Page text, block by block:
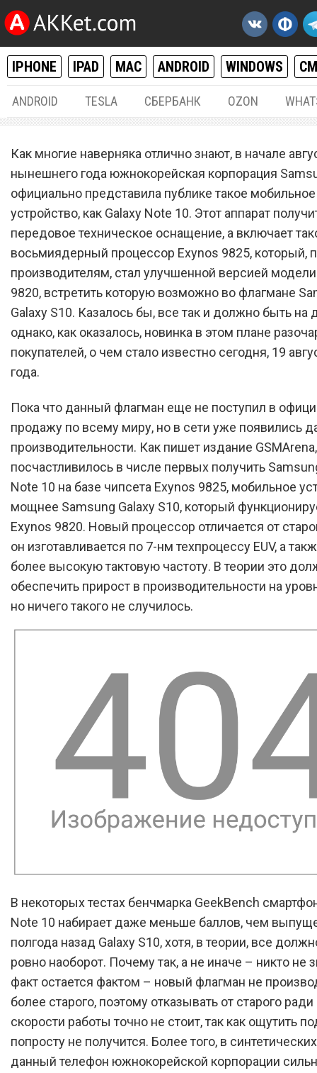
IPHONE IPAD MAC ANDROID WINDOWS
ANDROID TESLA СБЕРБАНК OZON
Samsung Galaxy Note 10
разочаровал покупателей
Как многие наверняка отлично знают, в начале
нынешнего года южнокорейская корпорация
официально представила публике такое мобильное
устройство, как Galaxy Note 10. Этот аппарат
передовое техническое оснащение, а включает
восьмиядерный процессор Exynos 9825, который,
производителям, стал улучшенной версией
9820, встретить которую возможно во флагмане
Galaxy S10. Казалось бы, все так и должно быть на
однако, как оказалось, новинка в этом плане
покупателей, о чем стало известно сегодня, 19
года.
Пока что данный флагман еще не поступил в
продажу по всему миру, но в сети уже появились
производительности. Как пишет издание
посчастливилось в числе первых получить
Note 10 на базе чипсета Exynos 9825, мобильное
мощнее Samsung Galaxy S10, который
Exynos 9820. Новый процессор отличается от
он изготавливается по 7-нм техпроцессу EUV, а
более высокую тактовую частоту. В теории это
обеспечить прирост в производительности на
но ничего такого не случилось.
В некоторых тестах бенчмарка GeekBench
Note 10 набирает даже меньше баллов, чем
полгода назад Galaxy S10, хотя, в теории, все
ровно наоборот. Почему так, а не иначе – никто не
факт остается фактом – новый флагман не
более старого, поэтому отказывать от старого
скорости работы точно не стоит, так как ощутить
попросту не получится. Более того, в
данный телефон южнокорейской корпорации